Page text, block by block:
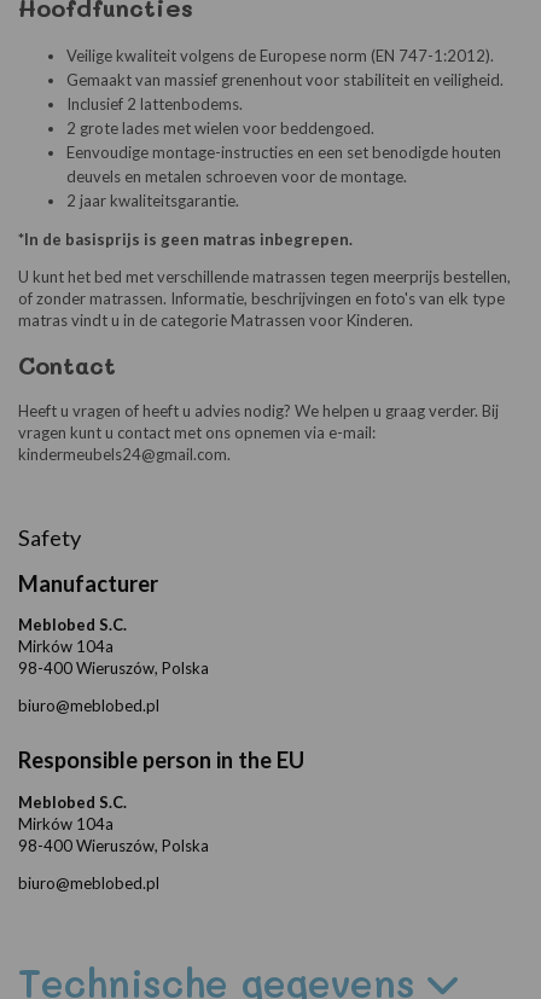
Hoofdfuncties
Veilige kwaliteit volgens de Europese norm (EN 747-1:2012).
Gemaakt van massief grenenhout voor stabiliteit en veiligheid.
Inclusief 2 lattenbodems.
2 grote lades met wielen voor beddengoed.
Eenvoudige montage-instructies en een set benodigde houten
deuvels en metalen schroeven voor de montage.
2 jaar kwaliteitsgarantie.
*In de basisprijs is geen matras inbegrepen.
U kunt het bed met verschillende matrassen tegen meerprijs bestellen,
of zonder matrassen. Informatie, beschrijvingen en foto's van elk type
matras vindt u in de categorie Matrassen voor Kinderen.
Contact
Heeft u vragen of heeft u advies nodig? We helpen u graag verder. Bij
vragen kunt u contact met ons opnemen via e-mail:
kindermeubels24@gmail.com.
Safety
Manufacturer
Meblobed S.C.
Mirków 104a
98-400 Wieruszów, Polska
biuro@meblobed.pl
Responsible person in the EU
Meblobed S.C.
Mirków 104a
98-400 Wieruszów, Polska
biuro@meblobed.pl
Technische gegevens